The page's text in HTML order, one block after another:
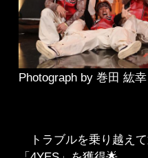
Photograph by 巻田 紘
トラブルを乗り越え